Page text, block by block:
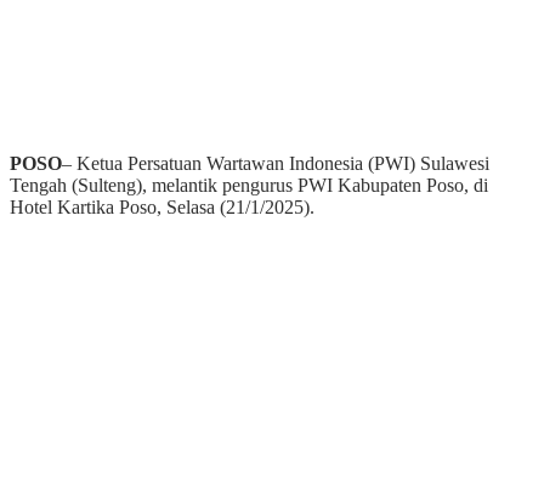
POSO– Ketua Persatuan Wartawan Indonesia (PWI) Sulawesi
Tengah (Sulteng), melantik pengurus PWI Kabupaten Poso, di
Hotel Kartika Poso, Selasa (21/1/2025).